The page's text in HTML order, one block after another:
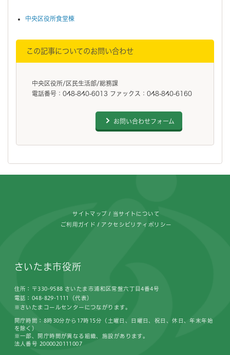
中央区役所食堂棟
この記事についてのお問い合わせ
中央区役所/区民生活部/総務課
電話番号：048-840-6013 ファックス：048-840-6160
お問い合わせフォーム
サイトマップ 当サイトについて
ご利用ガイド アクセシビリティポリシー
さいたま市役所
住所：〒330-9588 さいたま市浦和区常盤六丁目4番4号
電話：048-829-1111（代表）
※さいたまコールセンターにつながります。
開庁時間：8時30分から17時15分（土曜日、日曜日、祝日、休日、年末年始
を除く）
※一部、開庁時間が異なる組織、施設があります。
法人番号 2000020111007